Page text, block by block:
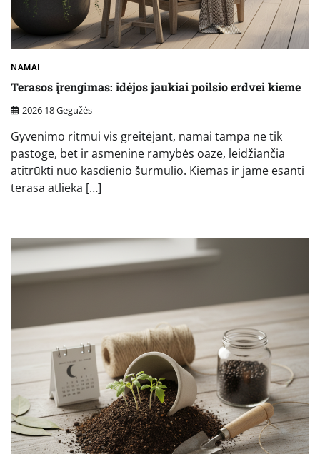
NAMAI
Terasos įrengimas: idėjos jaukiai poilsio erdvei kieme
2026 18 Gegužės
Gyvenimo ritmui vis greitėjant, namai tampa ne tik
pastoge, bet ir asmenine ramybės oaze, leidžiančia
atitrūkti nuo kasdienio šurmulio. Kiemas ir jame esanti
terasa atlieka […]